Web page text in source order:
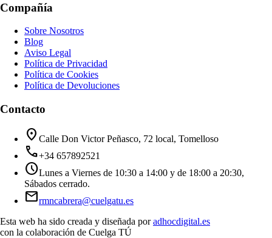
Compañía
Sobre Nosotros
Blog
Aviso Legal
Política de Privacidad
Política de Cookies
Política de Devoluciones
Contacto
location_on Calle Don Victor Peñasco, 72 local, Tomelloso
call+34 657892521
scheduleLunes a Viernes de 10:30 a 14:00 y de 18:00 a 20:30,
Sábados cerrado.
mailrmncabrera@cuelgatu.es
Esta web ha sido creada y diseñada por adhocdigital.es
con la colaboración de Cuelga TÚ